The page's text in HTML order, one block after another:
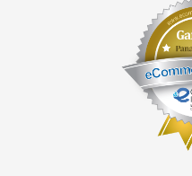
Trabaja